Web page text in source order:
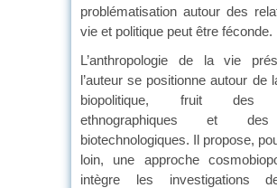
problématisation autour des
vie et politique peut être féconde.
L’anthropologie de la vie
l’auteur se positionne autour de
biopolitique, fruit des
ethnographiques et
biotechnologiques. Il propose,
loin, une approche
intègre les investigations